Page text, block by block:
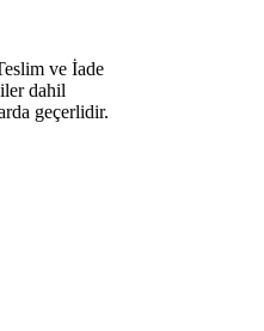
ve İade
dahil
geçerlidir.